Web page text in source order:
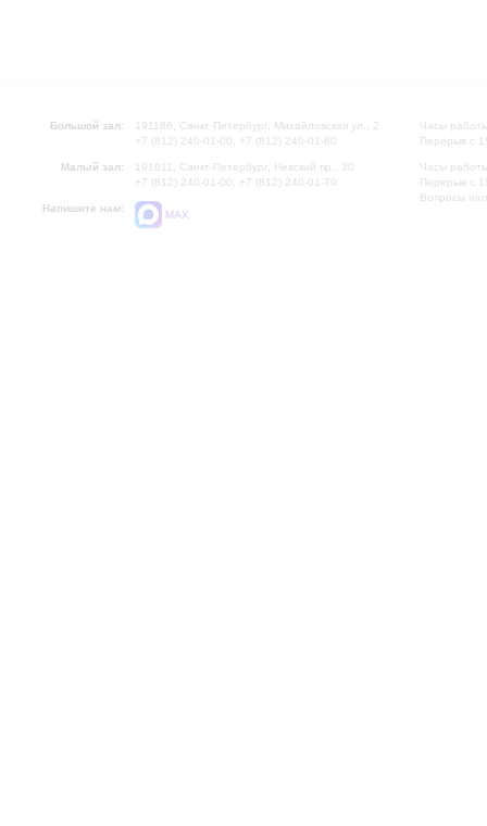
Большой зал:
191186, Санкт-Петербург, Михайловская ул., 2
+7 (812) 240-01-00, +7 (812) 240-01-80
Малый зал:
191011, Санкт-Петербург, Невский пр., 30
+7 (812) 240-01-00, +7 (812) 240-01-70
Напишите нам:
MAX
Часы
Перерыв с
Часы
Перерыв с
Вопросы